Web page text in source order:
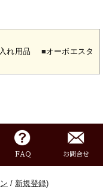
れ用品 ■オーボエスタ
FAQ お問合せ
/ 新規登録)
ンツ